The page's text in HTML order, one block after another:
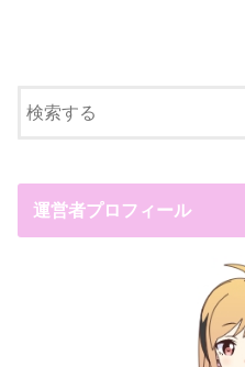
運営者プロフィール